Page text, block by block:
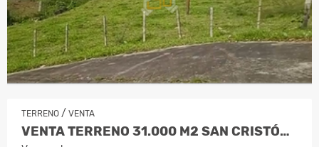
TERRENO / VENTA
VENTA TERRENO 31.000 M2 SAN CRISTÓBAL